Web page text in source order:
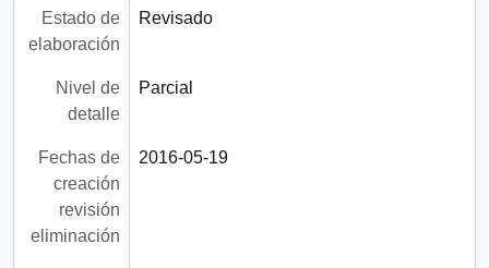
Estado de
elaboración
Revisado
Nivel de
detalle
Parcial
Fechas de
creación
revisión
eliminación
2016-05-19